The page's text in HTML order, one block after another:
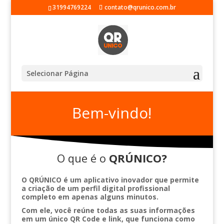
31994769224 contato@qrunico.com.br
Selecionar Página
Bem-vindo!
O que é o QRÚNICO?
O QRÚNICO é um aplicativo inovador que permite
a criação de um perfil digital profissional
completo em apenas alguns minutos.
Com ele, você reúne todas as suas informações
em um único QR Code e link, que funciona como